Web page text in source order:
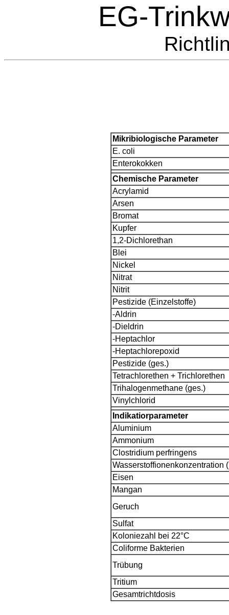
EG-
Mikribiologische Parameter
E. coli
Enterokokken
Chemische Parameter
Acrylamid
Arsen
Bromat
Kupfer
1,2-Dichlorethan
Blei
Nickel
Nitrat
Nitrit
Pestizide (Einzelstoffe)
-Aldrin
-Dieldrin
-Heptachlor
-Heptachlorepoxid
Pestizide (ges.)
Tetrachlorethen + Trichlorethen
Trihalogenmethane (ges.)
Vinylchlorid
Indikatiorparameter
Aluminium
Ammonium
Clostridium perfringens
Wasserstoffionenkonzentration
Eisen
Mangan
Geruch
Sulfat
Koloniezahl bei 22°C
Coliforme Bakterien
Trübung
Tritium
Gesamtrichtdosis